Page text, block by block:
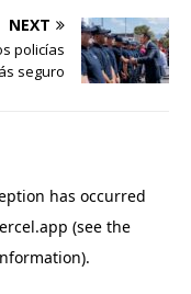
NEXT
policías
seguro